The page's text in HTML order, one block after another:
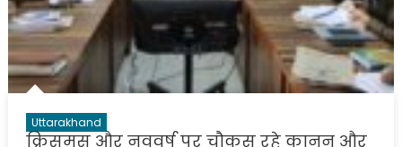
Uttarakhand
क्रिसमस और नववर्ष पर चौकस रहे कानून और